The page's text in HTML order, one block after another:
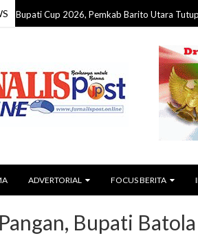
Cup 2026, Pemkab Barito Utara Tutup
ADVERTORIAL FOCUS BERITA
Bupati